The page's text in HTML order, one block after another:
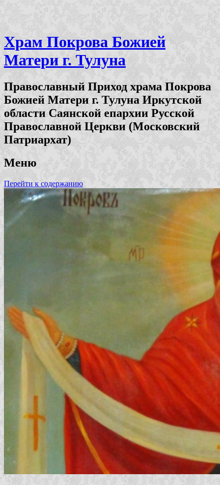
Храм Покрова Божией
Матери г. Тулуна
Православный Приход храма Покрова
Божией Матери г. Тулуна Иркутской
области Саянской епархии Русской
Православной Церкви (Московский
Патриархат)
Меню
Перейти к содержанию